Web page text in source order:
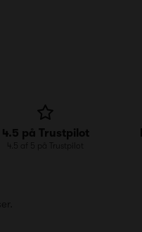
4.5 på Trustpilot
4.5 af 5 på Trustpilot